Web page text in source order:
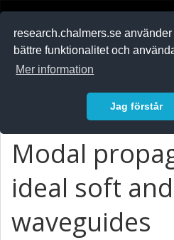
research.chalmers.se
bättre funktionalitet och
Mer information
Jag förstår
Modal
ideal soft
waveguides